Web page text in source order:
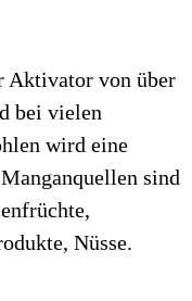
Aktivator von über
bei vielen
wird eine
sind
Nüsse.